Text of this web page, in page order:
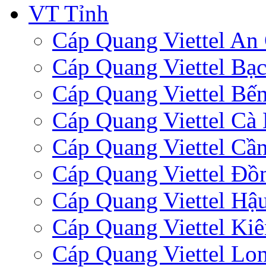
VT Tỉnh
Cáp Quang Viettel An
Cáp Quang Viettel
Cáp Quang Viettel
Cáp Quang Viettel Cà
Cáp Quang Viettel
Cáp Quang Viettel
Cáp Quang Viettel
Cáp Quang Viettel
Cáp Quang Viettel